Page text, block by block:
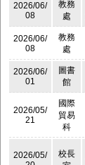
2026/06/
08
教務
處
2026/06/
08
教務
處
2026/06/
01
圖書
館
2026/05/
21
國際
貿易
科
2026/05/
校長